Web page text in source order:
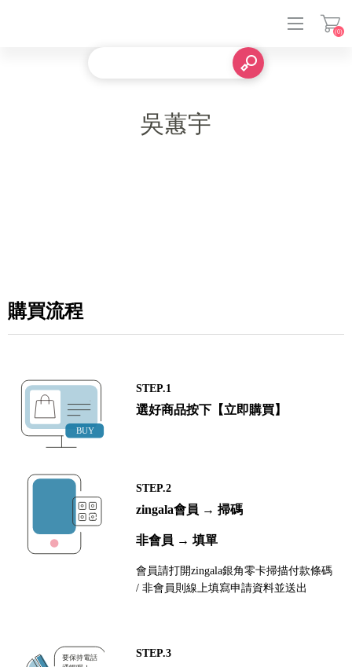
(0)
吳蕙宇
購買流程
STEP.1
選好商品按下【立即購買】
STEP.2
zingala會員 → 掃碼
非會員 → 填單
會員請打開zingala銀角零卡掃描付款條碼
/ 非會員則線上填寫申請資料並送出
STEP.3